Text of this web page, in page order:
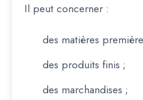
Il peut concerner :
des matières
des produits finis ;
des marchandises ;